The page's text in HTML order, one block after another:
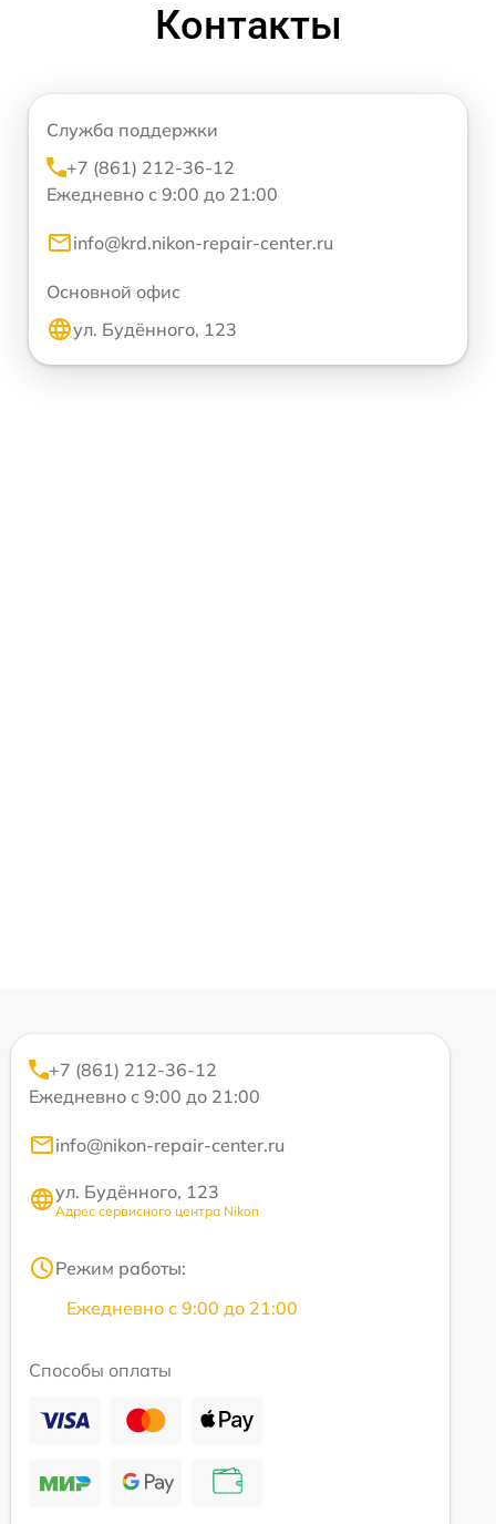
Контакты
Служба поддержки
+7 (861) 212-36-12
Ежедневно с 9:00 до 21:00
info@krd.nikon-repair-center.ru
Основной офис
ул. Будённого, 123
+7 (861) 212-36-12
Ежедневно с 9:00 до 21:00
info@nikon-repair-center.ru
ул. Будённого, 123
Адрес сервисного центра Nikon
Режим работы:
Ежедневно с 9:00 до 21:00
Способы оплаты